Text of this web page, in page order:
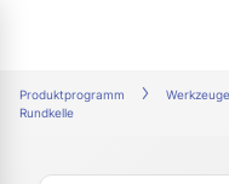
Produktprogramm Werkzeuge
Rundkelle